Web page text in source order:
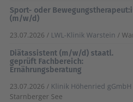
Sport- oder
(m/w/d)
23.07.2026 / LWL-Klinik Warstein /
Diätassistent (m/w/d) staatl.
geprüft Fachbereich:
Ernährungsberatung
23.07.2026 / Klinik Höhenried gGmbH
Starnberger See